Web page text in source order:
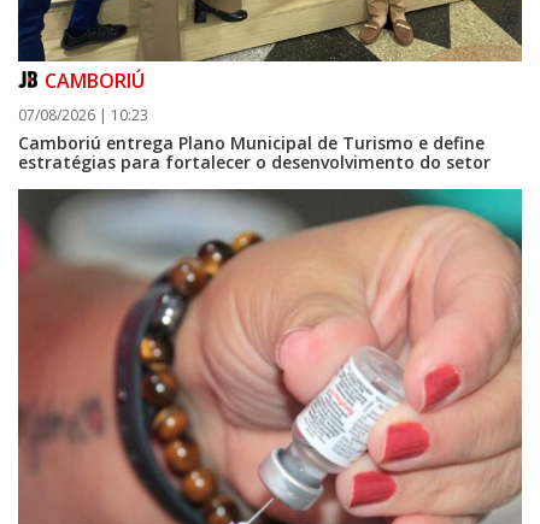
09/08/2026 | 07:00
Prefeitura de Balneário Piçarras realiza leilão eletrônico de bens móveis
e terrenos do IPRESP
CAMBORIÚ
07/08/2026 | 10:23
Camboriú entrega Plano Municipal de Turismo e define
estratégias para fortalecer o desenvolvimento do setor